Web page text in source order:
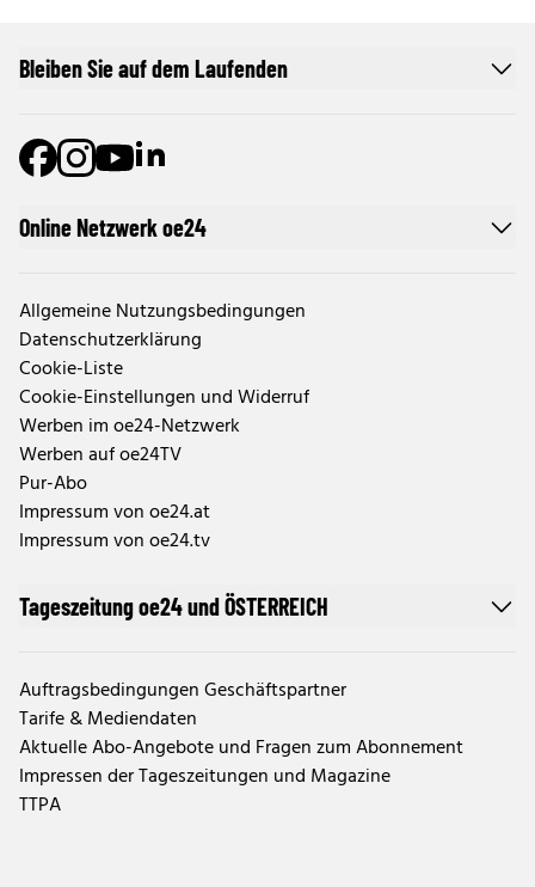
Online Netzwerk oe24
Allgemeine Nutzungsbedingungen
Datenschutzerklärung
Cookie-Liste
Cookie-Einstellungen und Widerruf
Werben im oe24-Netzwerk
Werben auf oe24TV
Pur-Abo
Impressum von oe24.at
Impressum von oe24.tv
Tageszeitung oe24 und ÖSTERREICH
Auftragsbedingungen Geschäftspartner
Tarife & Mediendaten
Aktuelle Abo-Angebote und Fragen zum Abonnement
Impressen der Tageszeitungen und Magazine
TTPA
Bleiben Sie auf dem Laufenden